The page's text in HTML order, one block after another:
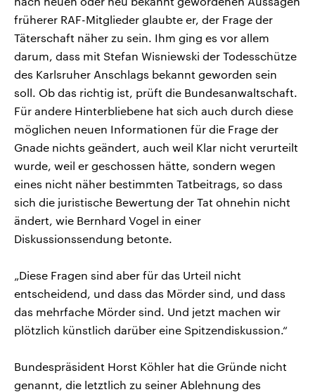
früherer RAF-Mitglieder glaubte er, der Frage der
Täterschaft näher zu sein. Ihm ging es vor allem
darum, dass mit Stefan Wisniewski der Todesschütze
des Karlsruher Anschlags bekannt geworden sein
soll. Ob das richtig ist, prüft die Bundesanwaltschaft.
Für andere Hinterbliebene hat sich auch durch diese
möglichen neuen Informationen für die Frage der
Gnade nichts geändert, auch weil Klar nicht verurteilt
wurde, weil er geschossen hätte, sondern wegen
eines nicht näher bestimmten Tatbeitrags, so dass
sich die juristische Bewertung der Tat ohnehin nicht
ändert, wie Bernhard Vogel in einer
Diskussionssendung betonte.
„Diese Fragen sind aber für das Urteil nicht
entscheidend, und dass das Mörder sind, und dass
das mehrfache Mörder sind. Und jetzt machen wir
plötzlich künstlich darüber eine Spitzendiskussion.“
Bundespräsident Horst Köhler hat die Gründe nicht
genannt, die letztlich zu seiner Ablehnung des